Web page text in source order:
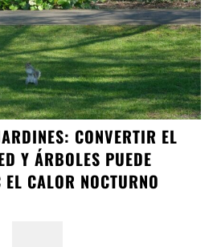
CONVERTIR EL
Y ÁRBOLES PUEDE
CALOR NOCTURNO